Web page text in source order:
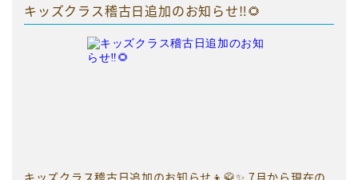
キッズクラス稽古日追加のお知らせ‼️🌻